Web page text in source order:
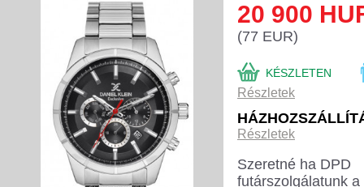
20 900
(77 EUR)
KÉSZLETEN
Részletek
Részletek
Szeretné ha DPD
futárszolgálatunk a